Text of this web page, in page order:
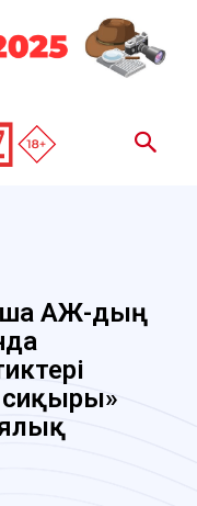
ҚАЖ-дың
сиқыры»